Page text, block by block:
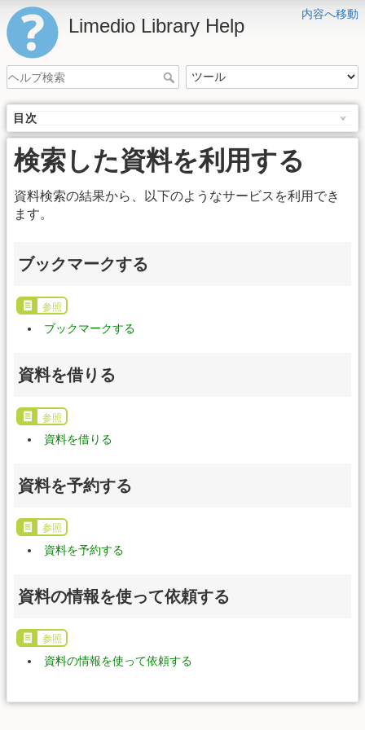
内容へ移動
Limedio Library Help
目次
検索した資料を利用する
資料検索の結果から、以下のようなサービスを利用でき
ます。
ブックマークする
参照
ブックマークする
資料を借りる
参照
資料を借りる
資料を予約する
参照
資料を予約する
資料の情報を使って依頼する
参照
資料の情報を使って依頼する